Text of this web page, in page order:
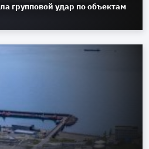
групповой удар по объектам